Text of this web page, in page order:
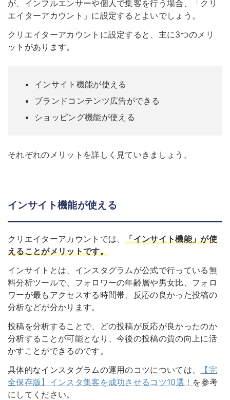
が、インフルエンサーや個人で集客を行う場合、「クリ
エイターアカウント」に設定するとよいでしょう。
クリエイターアカウントに設定すると、主に3つのメリ
ットがあります。
インサイト機能が使える
ブランドコンテンツ広告ができる
ショッピング機能が使える
それぞれのメリットを詳しく見ていきましょう。
インサイト機能が使える
クリエイターアカウントでは、「インサイト機能」が使
えることがメリットです。
インサイトとは、インスタグラムが公式で行っている無
料分析ツールで、フォロワーの年齢層や男女比、フォロ
ワーが最もアクセスする時間帯、反応の良かった投稿の
分析などが分かります。
投稿を分析することで、どの投稿が反応が良かったのか
分析することが可能となり、今後の投稿の質の向上に活
かすことができるのです。
具体的なインスタグラムの運用のコツについては、
【完
全保存版】インスタ集客を成功させるコツ10選！ を参考
にしてください。